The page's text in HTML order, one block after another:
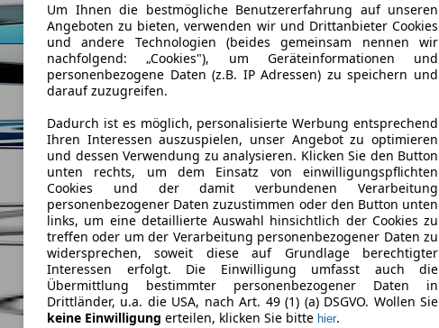
Um Ihnen die bestmögliche Benutzererfahrung auf unseren
Angeboten zu bieten, verwenden wir und Drittanbieter Cookies
und andere Technologien (beides gemeinsam nennen wir
nachfolgend: „Cookies"), um Geräteinformationen und
personenbezogene Daten (z.B. IP Adressen) zu speichern und
darauf zuzugreifen.
Dadurch ist es möglich, personalisierte Werbung entsprechend
Ihren Interessen auszuspielen, unser Angebot zu optimieren
und dessen Verwendung zu analysieren. Klicken Sie den Button
unten rechts, um dem Einsatz von einwilligungspflichten
Cookies und der damit verbundenen Verarbeitung
personenbezogener Daten zuzustimmen oder den Button unten
links, um eine detaillierte Auswahl hinsichtlich der Cookies zu
treffen oder um der Verarbeitung personenbezogener Daten zu
widersprechen, soweit diese auf Grundlage berechtigter
Interessen erfolgt. Die Einwilligung umfasst auch die
Übermittlung bestimmter personenbezogener Daten in
Drittländer, u.a. die USA, nach Art. 49 (1) (a) DSGVO. Wollen Sie
keine Einwilligung erteilen, klicken Sie bitte hier.